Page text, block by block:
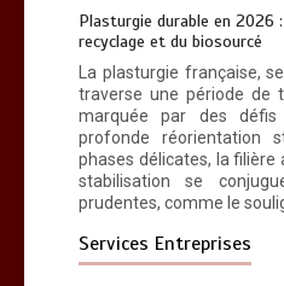
Plasturgie durable en 2026
recyclage et du biosourcé
La plasturgie française,
traverse une période de
marquée par des
profonde réorientation
phases délicates, la filière
stabilisation se
prudentes, comme le
Services Entreprises